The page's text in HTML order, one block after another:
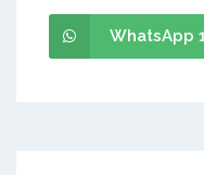
WhatsApp